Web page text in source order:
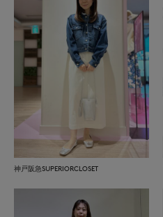
神戸阪急SUPERIORCLOSET